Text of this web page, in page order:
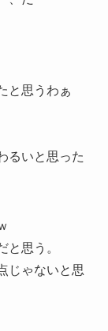
と思うわぁ
いと思った
と思う。
ゃないと思